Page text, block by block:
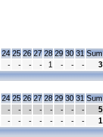
24 25 26 27 28 29 30 31 Sum
- - - - 1 - - - 3
24 25 26 27 28 29 30 31 Sum
- - - - - - - - 5
- - - - - - - - 1